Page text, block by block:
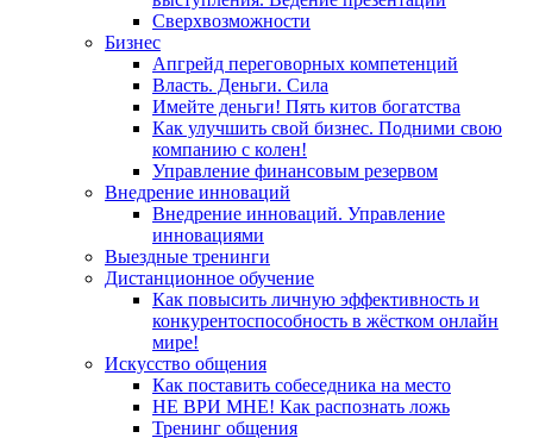
Сверхвозможности
Бизнес
Апгрейд переговорных компетенций
Власть. Деньги. Сила
Имейте деньги! Пять китов богатства
Как улучшить свой бизнес. Подними свою
компанию с колен!
Управление финансовым резервом
Внедрение инноваций
Внедрение инноваций. Управление
инновациями
Выездные тренинги
Дистанционное обучение
Как повысить личную эффективность и
конкурентоспособность в жёстком онлайн
мире!
Искусство общения
Как поставить собеседника на место
НЕ ВРИ МНЕ! Как распознать ложь
Тренинг общения